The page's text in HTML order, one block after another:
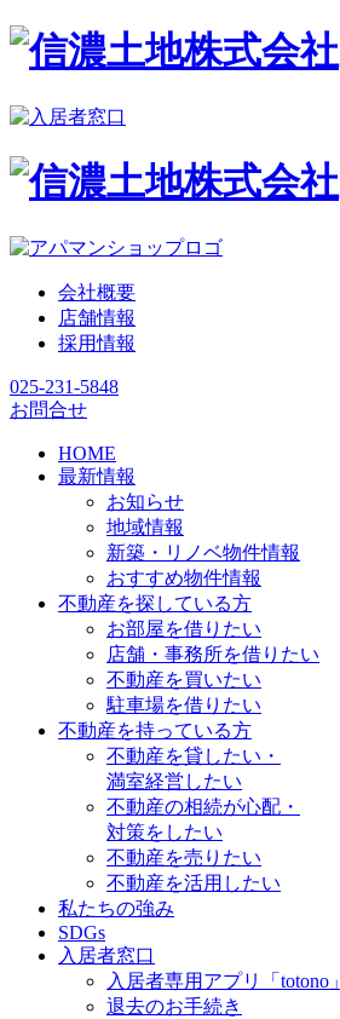
会社概要
店舗情報
採用情報
025-231-5848
お問合せ
HOME
最新情報
お知らせ
地域情報
新築・リノベ物件情報
おすすめ物件情報
不動産を探している方
お部屋を借りたい
店舗・事務所を借りたい
不動産を買いたい
駐車場を借りたい
不動産を持っている方
不動産を貸したい・
満室経営したい
不動産の相続が心配・
対策をしたい
不動産を売りたい
不動産を活用したい
私たちの強み
SDGs
入居者窓口
入居者専用アプリ「totono」
退去のお手続き